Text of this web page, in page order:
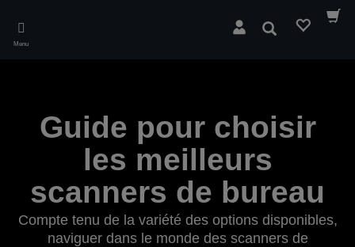
main
Menu
Rechercher
Guide pour choisir
les meilleurs
scanners de bureau
Compte tenu de la variété des options disponibles,
naviguer dans le monde des scanners de